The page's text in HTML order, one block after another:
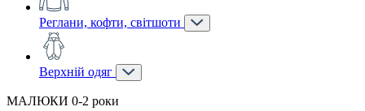
Реглани, кофти, світшоти
Верхній одяг
МАЛЮКИ 0-2 роки